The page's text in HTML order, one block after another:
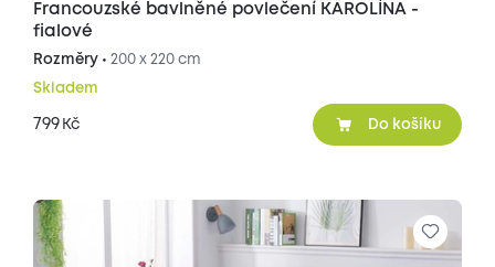
Francouzské bavlněné povlečení KAROLÍNA -
fialové
Rozměry • 200 x 220 cm
Skladem
799 Kč Do košíku